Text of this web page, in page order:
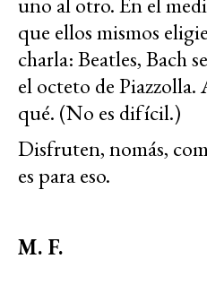
que ellos mismos
charla: Beatles, Bach
el octeto de
qué. (No es difícil.)
Disfruten, nomás,
es para eso.
M. F.